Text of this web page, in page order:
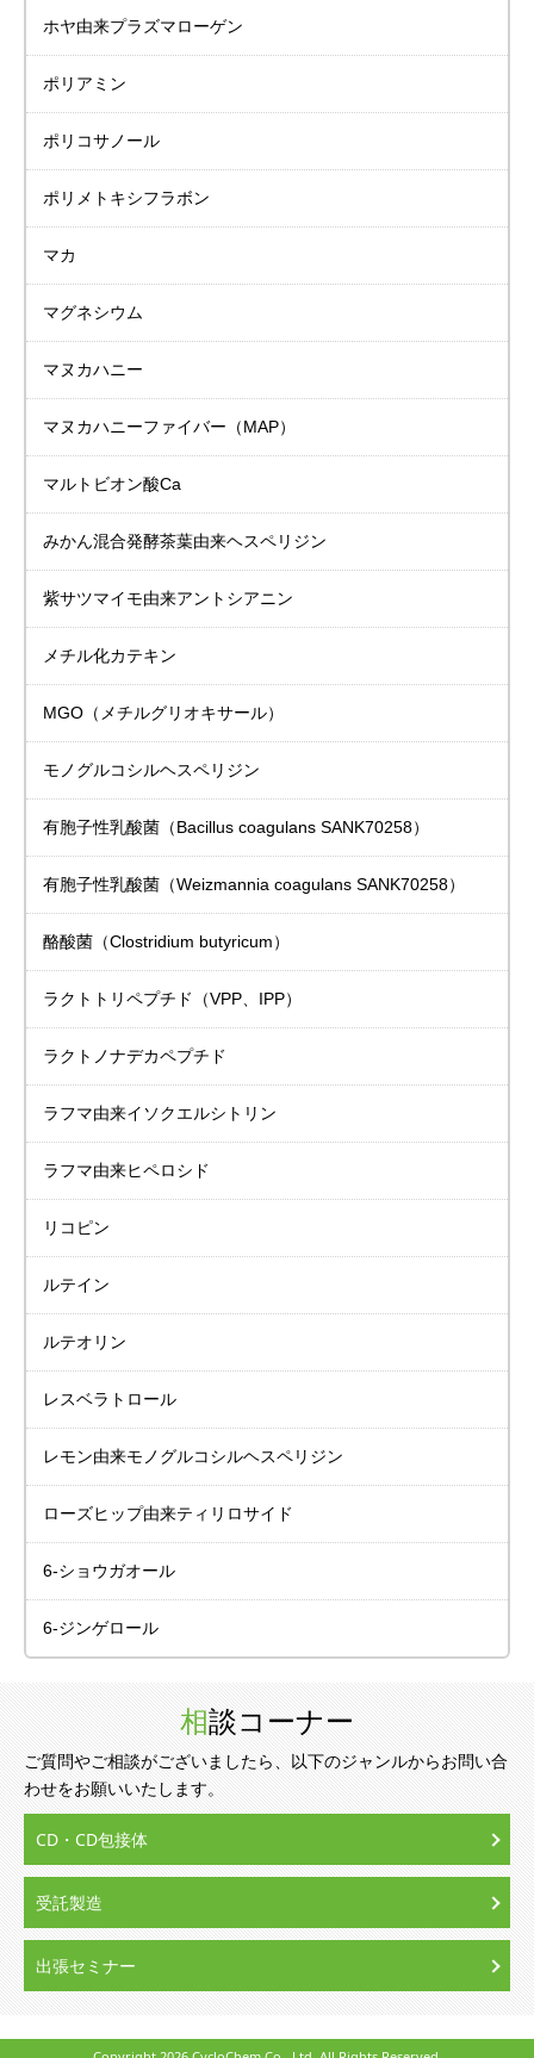
ホヤ由来プラズマローゲン
ポリアミン
ポリコサノール
ポリメトキシフラボン
マカ
マグネシウム
マヌカハニー
マヌカハニーファイバー（MAP）
マルトビオン酸Ca
みかん混合発酵茶葉由来ヘスペリジン
紫サツマイモ由来アントシアニン
メチル化カテキン
MGO（メチルグリオキサール）
モノグルコシルヘスペリジン
有胞子性乳酸菌 （Bacillus coagulans SANK70258）
有胞子性乳酸菌 （Weizmannia coagulans SANK70258）
酪酸菌（Clostridium butyricum）
ラクトトリペプチド （VPP、IPP）
ラクトノナデカペプチド
ラフマ由来イソクエルシトリン
ラフマ由来ヒペロシド
リコピン
ルテイン
ルテオリン
レスベラトロール
レモン由来モノグルコシルヘスペリジン
ローズヒップ由来ティリロサイド
6-ショウガオール
6-ジンゲロール
相談コーナー
ご質問やご相談がございましたら、以下のジャンルからお問い合
わせをお願いいたします。
CD・CD包接体
受託製造
出張セミナー